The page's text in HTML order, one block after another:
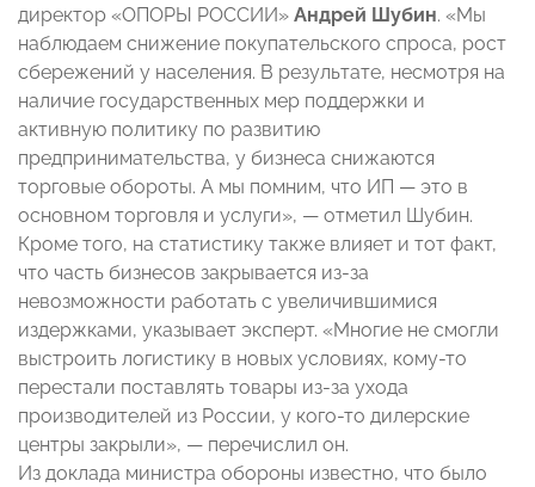
директор «ОПОРЫ РОССИИ» Андрей Шубин. «Мы
наблюдаем снижение покупательского спроса, рост
сбережений у населения. В результате, несмотря на
наличие государственных мер поддержки и
активную политику по развитию
предпринимательства, у бизнеса снижаются
торговые обороты. А мы помним, что ИП — это в
основном торговля и услуги», — отметил Шубин.
Кроме того, на статистику также влияет и тот факт,
что часть бизнесов закрывается из-за
невозможности работать с увеличившимися
издержками, указывает эксперт. «Многие не смогли
выстроить логистику в новых условиях, кому-то
перестали поставлять товары из-за ухода
производителей из России, у кого-то дилерские
центры закрыли», — перечислил он.
Из доклада министра обороны известно, что было